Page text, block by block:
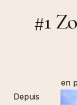
#1
en
Depuis